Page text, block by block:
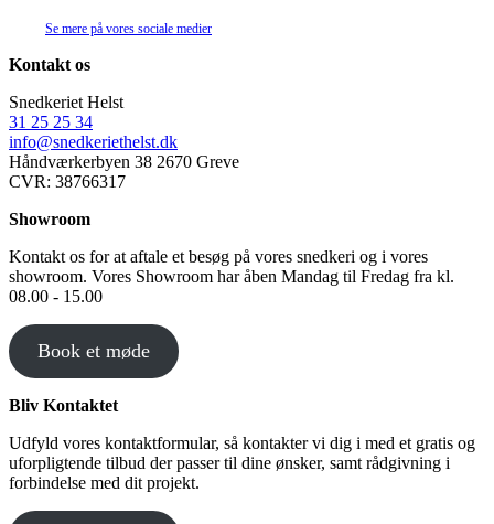
Se mere på vores sociale medier
Kontakt os
Snedkeriet Helst
31 25 25 34
info@snedkeriethelst.dk
Håndværkerbyen 38 2670 Greve
CVR: 38766317
Showroom
Kontakt os for at aftale et besøg på vores snedkeri og i vores
showroom. Vores Showroom har åben Mandag til Fredag fra kl.
08.00 - 15.00
Book et møde
Bliv Kontaktet
Udfyld vores kontaktformular, så kontakter vi dig i med et gratis og
uforpligtende tilbud der passer til dine ønsker, samt rådgivning i
forbindelse med dit projekt.